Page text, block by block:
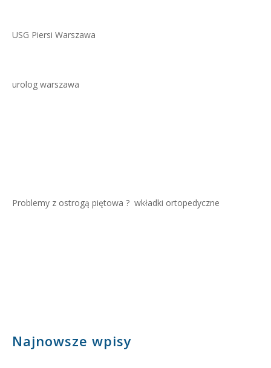
USG Piersi Warszawa
urolog warszawa
Problemy z ostrogą piętowa ? wkładki ortopedyczne
Najnowsze wpisy